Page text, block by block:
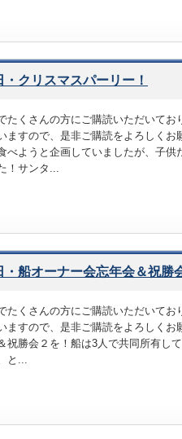
・クリスマスパーリー！
たくさんの方にご購読いただいて
ますので、是非ご購読をよろしく
べようと企画していましたが、子
！サンタ...
・船オーナー会忘年会＆祝勝
たくさんの方にご購読いただいて
ますので、是非ご購読をよろしく
祝勝会２を！船は3人で共同所有し
と...